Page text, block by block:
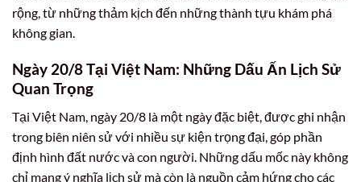
rộng, từ những thảm kịch đến những thành tựu khám phá
không gian.
Ngày 20/8 Tại Việt Nam: Những Dấu Ấn Lịch Sử
Quan Trọng
Tại Việt Nam, ngày 20/8 là một ngày đặc biệt, được ghi nhận
trong biên niên sử với nhiều sự kiện trọng đại, góp phần
định hình đất nước và con người. Những dấu mốc này không
chỉ mang ý nghĩa lịch sử mà còn là nguồn cảm hứng cho các